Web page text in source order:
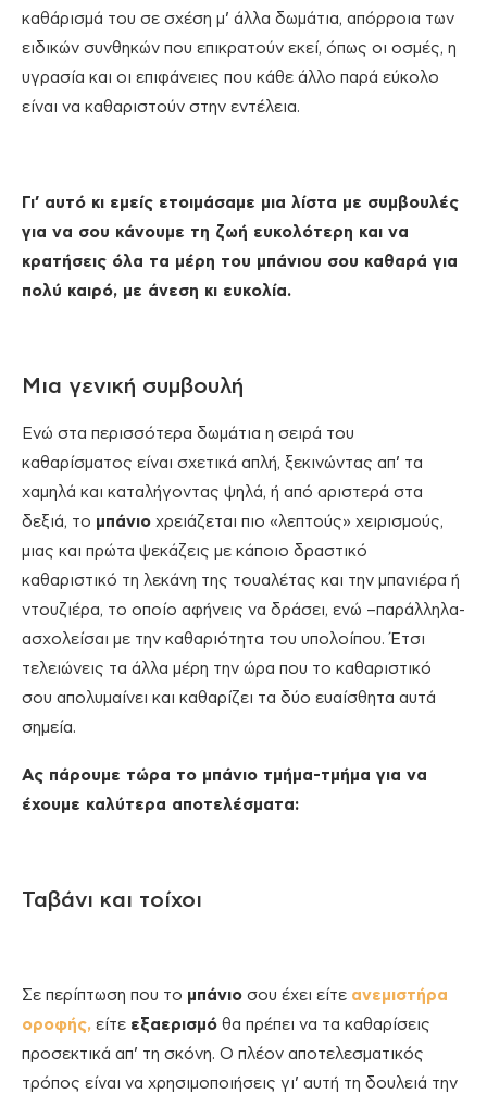
καθάρισμά του σε σχέση μ’ άλλα δωμάτια, απόρροια των
ειδικών συνθηκών που επικρατούν εκεί, όπως οι οσμές, η
υγρασία και οι επιφάνειες που κάθε άλλο παρά εύκολο
είναι να καθαριστούν στην εντέλεια.
Γι’ αυτό κι εμείς ετοιμάσαμε μια λίστα με συμβουλές
για να σου κάνουμε τη ζωή ευκολότερη και να
κρατήσεις όλα τα μέρη του μπάνιου σου καθαρά για
πολύ καιρό, με άνεση κι ευκολία.
Μια γενική συμβουλή
Ενώ στα περισσότερα δωμάτια η σειρά του
καθαρίσματος είναι σχετικά απλή, ξεκινώντας απ’ τα
χαμηλά και καταλήγοντας ψηλά, ή από αριστερά στα
δεξιά, το μπάνιο χρειάζεται πιο «λεπτούς» χειρισμούς,
μιας και πρώτα ψεκάζεις με κάποιο δραστικό
καθαριστικό τη λεκάνη της τουαλέτας και την μπανιέρα ή
ντουζιέρα, το οποίο αφήνεις να δράσει, ενώ –παράλληλα-
ασχολείσαι με την καθαριότητα του υπολοίπου. Έτσι
τελειώνεις τα άλλα μέρη την ώρα που το καθαριστικό
σου απολυμαίνει και καθαρίζει τα δύο ευαίσθητα αυτά
σημεία.
Ας πάρουμε τώρα το μπάνιο τμήμα-τμήμα για να
έχουμε καλύτερα αποτελέσματα:
Ταβάνι και τοίχοι
Σε περίπτωση που το μπάνιο σου έχει είτε ανεμιστήρα
οροφής, είτε εξαερισμό θα πρέπει να τα καθαρίσεις
προσεκτικά απ’ τη σκόνη. Ο πλέον αποτελεσματικός
τρόπος είναι να χρησιμοποιήσεις γι’ αυτή τη δουλειά την